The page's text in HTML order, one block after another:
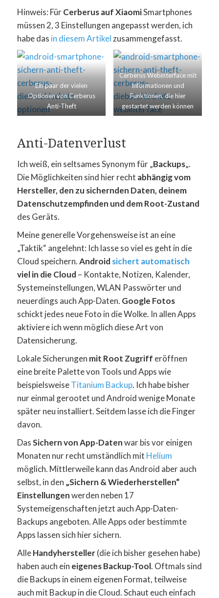
Hinweis: FürCerberus auf XiaomiSmartphones
müssen 2, 3 Einstellungen angepasst werden, ich
habe das in diesem Artikel zusammengefasst.
Ein paar der vielen
Optionen von Cerberus
Anti-Theft
Cerberus Webinterface mit
Informationen und
Funktionen, die hier
gestartet werden können
Anti-Datenverlust
Ich weiß, ein seltsames Synonym für „Backups„.
Die Möglichkeiten sind hier recht abhängig vom
Hersteller, den zu sichernden Daten, deinem
Datenschutzempfinden und dem Root-Zustand
des Geräts.
Meine generelle Vorgehensweise ist an eine
„Taktik“ angelehnt: Ich lasse so viel es geht in die
Cloud speichern.Android sichert automatisch
viel in die Cloud – Kontakte, Notizen, Kalender,
Systemeinstellungen, WLAN Passwörter und
neuerdings auch App-Daten. Google Fotos
schickt jedes neue Foto in die Wolke. In allen Apps
aktiviere ich wenn möglich diese Art von
Datensicherung.
Lokale Sicherungen mit Root Zugriff eröffnen
eine breite Palette von Tools und Apps wie
beispielsweiseTitanium Backup. Ich habe bisher
nur einmal gerootet und Android wenige Monate
später neu installiert. Seitdem lasse ich die Finger
davon.
DasSichern von App-Datenwar bis vor einigen
Monaten nur recht umständlich mit Helium
möglich. Mittlerweile kann das Android aber auch
selbst, in den „Sichern & Wiederherstellen“
Einstellungenwerden neben 17
Systemeigenschaften jetzt auch App-Daten-
Backups angeboten. Alle Apps oder bestimmte
Apps lassen sich hier sichern.
AlleHandyhersteller(die ich bisher gesehen habe)
haben auch ein eigenes Backup-Tool. Oftmals sind
die Backups in einem eigenen Format, teilweise
auch mit Backup in die Cloud. Schaut euch einfach